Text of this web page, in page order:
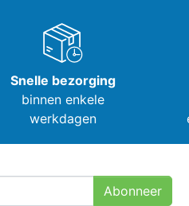
Snelle bezorging
binnen enkele
werkdagen
Abonneer